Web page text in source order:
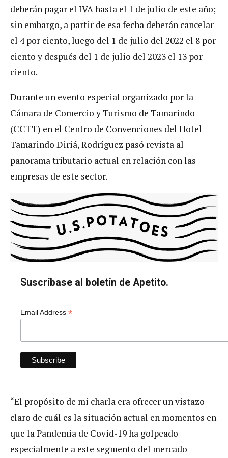
deberán pagar el IVA hasta el 1 de julio de este año;
sin embargo, a partir de esa fecha deberán cancelar
el 4 por ciento, luego del 1 de julio del 2022 el 8 por
ciento y después del 1 de julio del 2023 el 13 por
ciento.
Durante un evento especial organizado por la
Cámara de Comercio y Turismo de Tamarindo
(CCTT) en el Centro de Convenciones del Hotel
Tamarindo Diriá, Rodríguez pasó revista al
panorama tributario actual en relación con las
empresas de este sector.
Suscríbase al boletín de Apetito.
Email Address *
“El propósito de mi charla era ofrecer un vistazo
claro de cuál es la situación actual en momentos en
que la Pandemia de Covid-19 ha golpeado
especialmente a este segmento del mercado